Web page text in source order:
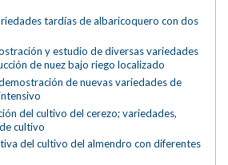
tardías de albaricoquero con dos
y estudio de diversas variedades
de nuez bajo riego localizado
de nuevas variedades de
del cultivo del cerezo; variedades,
cultivo
del cultivo del almendro con diferentes